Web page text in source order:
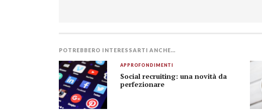
POTREBBERO INTERESSARTI ANCHE...
APPROFONDIMENTI
Social recruiting: una novità da
perfezionare